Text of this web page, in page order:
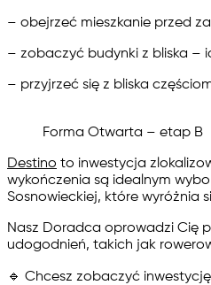
– obejrzeć mieszkanie przed
– zobaczyć budynki z bliska –
– przyjrzeć się z bliska
Forma Otwarta – etap B
Destino to inwestycja
wykończenia są idealnym
Sosnowieckiej, które wyróżnia
Nasz Doradca oprowadzi Cię
udogodnień, takich jak
🔹 Chcesz zobaczyć